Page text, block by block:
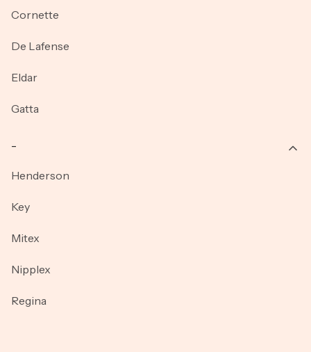
Cornette
De Lafense
Eldar
Gatta
Henderson
Key
Mitex
Nipplex
Regina